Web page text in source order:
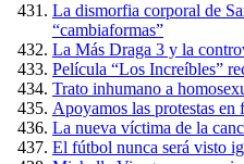
La dismorfia corporal de
“cambiaformas”
La Más Draga 3 y la
Película “Los Increíbles”
Trato inhumano a
Apoyamos las protestas en
La nueva víctima de la
El fútbol nunca será visto